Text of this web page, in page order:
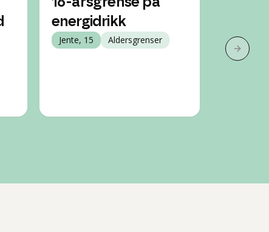
energidrikk
Jente, 15 Aldersgrenser Gutt, 14
Neste